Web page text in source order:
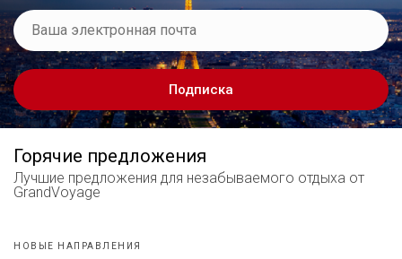
Подписка
Горячие предложения
Лучшие предложения для незабываемого отдыха от
GrandVoyage
НОВЫЕ НАПРАВЛЕНИЯ